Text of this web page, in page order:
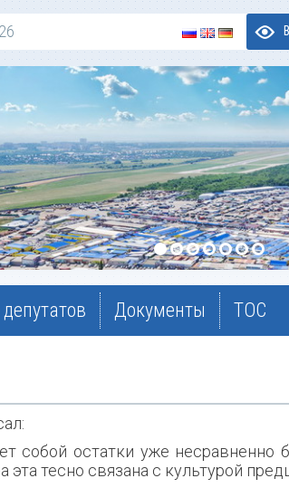
Документы ТОС
собой остатки уже несрав­ненно
эта тесно связана с культурой